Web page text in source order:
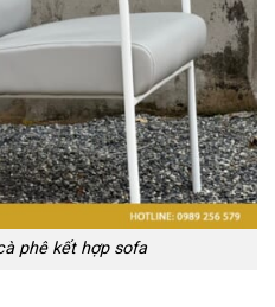
phê kết hợp sofa